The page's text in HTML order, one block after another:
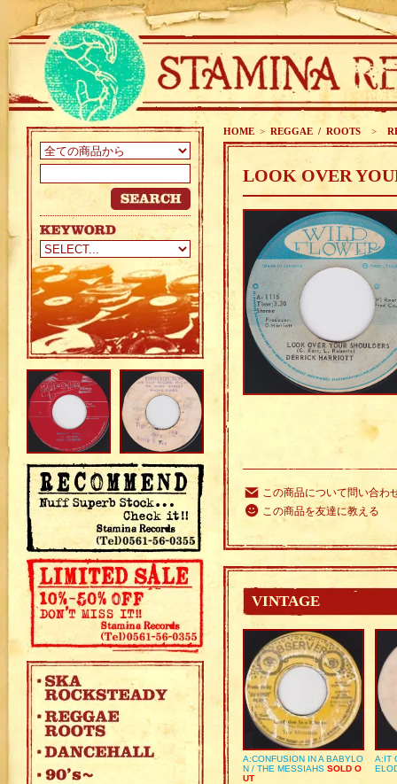
HOME > REGGAE / ROOTS >
LOOK OVER
この商品について問い合わ
この商品を友達に教える
VINTAGE
A:CONFUSION IN A BABYLO
N / THE MESSIAHS SOLD O
UT
A:IT